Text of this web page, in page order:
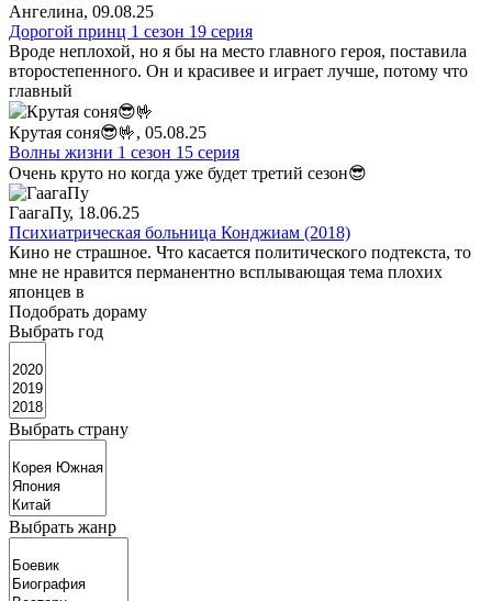
Ангелина, 09.08.25
Дорогой принц 1 сезон 19 серия
Вроде неплохой, но я бы на место главного героя, поставила
второстепенного. Он и красивее и играет лучше, потому что
главный
Крутая соня😎🤟, 05.08.25
Волны жизни 1 сезон 15 серия
Очень круто но когда уже будет третий сезон😎
ГаагаПу, 18.06.25
Психиатрическая больница Конджиам (2018)
Кино не страшное. Что касается политического подтекста, то
мне не нравится перманентно всплывающая тема плохих
японцев в
Подобрать дораму
Выбрать год
Выбрать страну
Выбрать жанр